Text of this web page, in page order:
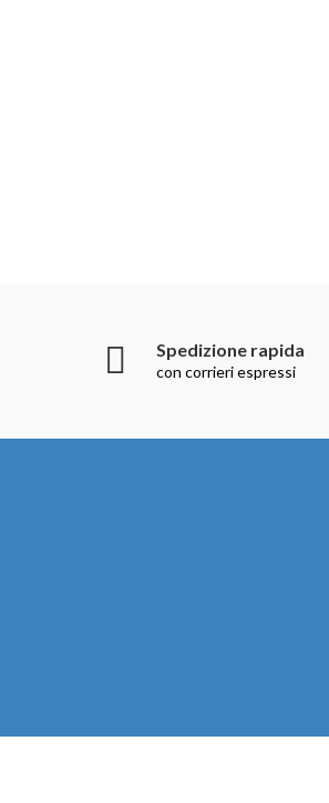
Spedizione rapida
con corrieri espressi